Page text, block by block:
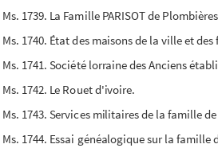
Ms. 1739. La Famille PARISOT de
Ms. 1740. État des maisons de la ville et
Ms. 1741. Société lorraine des Anciens
Ms. 1742. Le Rouet d'ivoire.
Ms. 1743. Services militaires de la famille
Ms. 1744. Essai généalogique sur la famille